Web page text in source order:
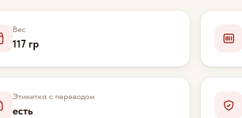
Вес
117 гр
Этикетка с переводом
есть